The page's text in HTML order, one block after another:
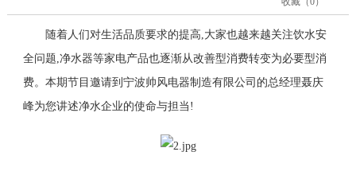
随着人们对生活品质要求的提高,大家也越来越关注饮水安
全问题,净水器等家电产品也逐渐从改善型消费转变为必要型消
费。本期节目邀请到宁波帅风电器制造有限公司的总经理聂庆
峰为您讲述净水企业的使命与担当!